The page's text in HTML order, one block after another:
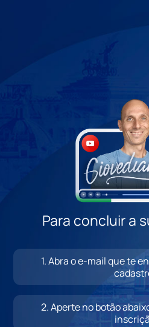
Para concluir a
1. Abra o e-mail que te
2.Aperte no botão